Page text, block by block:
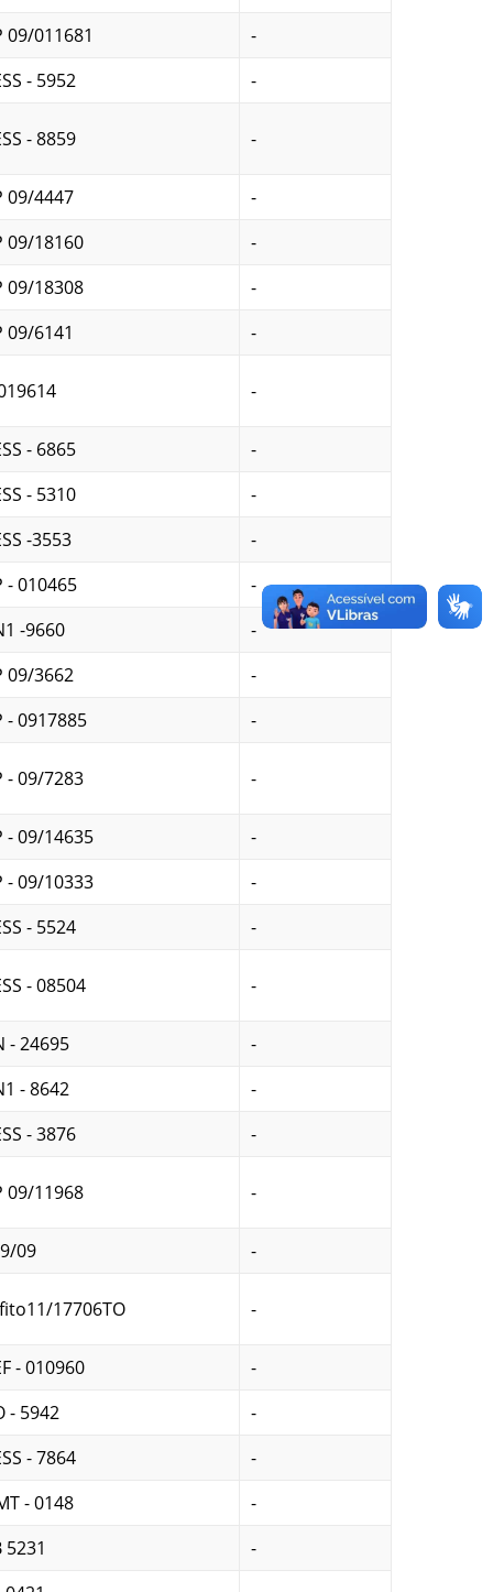
09/011681
-
- 5952
-
- 8859 -
09/4447
-
09/18160
-
09/18308
-
09/6141
-
-
- 6865
-
- 5310
-
-3553
-
- 010465
-
-9660
-
09/3662
-
- 0917885
-
- 09/7283 -
- 09/14635
-
- 09/10333
-
- 5524
-
- 08504 -
- 24695
-
- 8642
-
- 3876
-
09/11968 -
09 -
17706TO -
- 010960
-
- 5942
-
- 7864
-
- 0148
-
5231
-